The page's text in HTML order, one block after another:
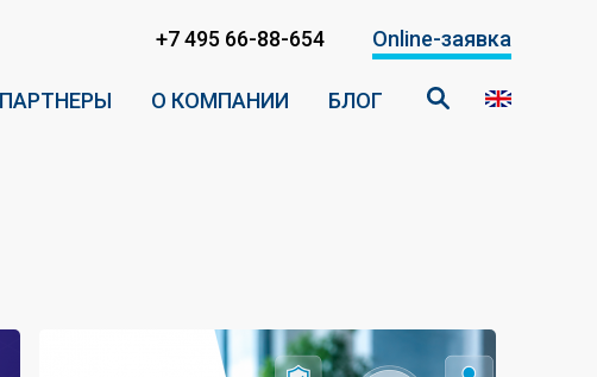
ПАРТНЕРЫ О КОМПАНИИ БЛОГ
+7 495 66-88-654 Online-заявка